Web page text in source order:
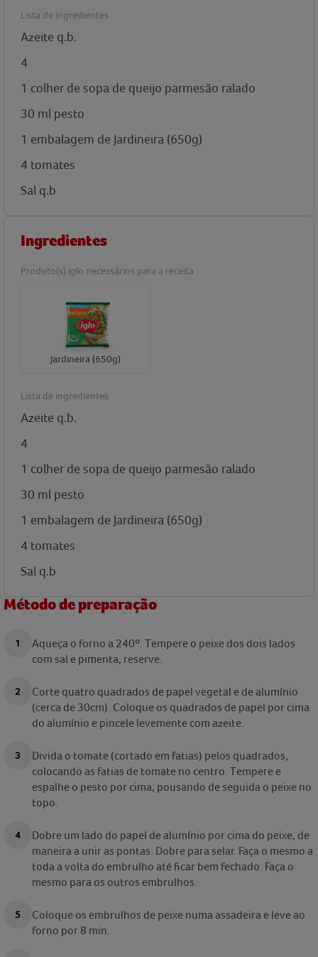
Lista de ingredientes
Azeite q.b.
4
1 colher de sopa de queijo parmesão ralado
30 ml pesto
1 embalagem de Jardineira (650g)
4 tomates
Sal q.b
Ingredientes
Produto(s) Iglo necessários para a receita
Jardineira (650g)
Lista de ingredientes
Azeite q.b.
4
1 colher de sopa de queijo parmesão ralado
30 ml pesto
1 embalagem de Jardineira (650g)
4 tomates
Sal q.b
Método de preparação
Aqueça o forno a 240º. Tempere o peixe dos dois lados
com sal e pimenta, reserve.
Corte quatro quadrados de papel vegetal e de alumínio
(cerca de 30cm). Coloque os quadrados de papel por cima
do alumínio e pincele levemente com azeite.
Divida o tomate (cortado em fatias) pelos quadrados,
colocando as fatias de tomate no centro. Tempere e
espalhe o pesto por cima, pousando de seguida o peixe no
topo.
Dobre um lado do papel de alumínio por cima do peixe, de
maneira a unir as pontas. Dobre para selar. Faça o mesmo a
toda a volta do embrulho até ficar bem fechado. Faça o
mesmo para os outros embrulhos.
Coloque os embrulhos de peixe numa assadeira e leve ao
forno por 8 min.